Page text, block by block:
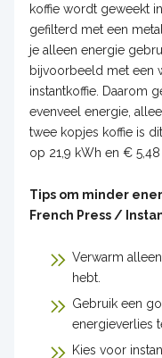
koffie wordt geweekt
gefilterd met een
je alleen energie
bijvoorbeeld met een
instantkoffie. Daarom
evenveel energie,
twee kopjes koffie is
op 21,9 kWh en € 5,48
Tips om minder
French Press /
Verwarm
hebt.
Gebruik een
energieverlies
Kies voor